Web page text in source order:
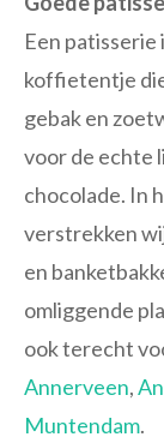
Een patisserie
koffietentje
gebak en
voor de echte
chocolade. In
verstrekken
en
omliggende
ook terecht
Annerveen,
Muntendam.